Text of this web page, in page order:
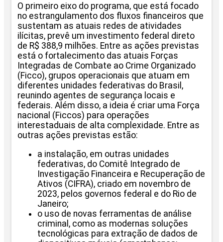
O primeiro eixo do programa, que está focado
no estrangulamento dos fluxos financeiros que
sustentam as atuais redes de atividades
ilícitas, prevê um investimento federal direto
de R$ 388,9 milhões. Entre as ações previstas
está o fortalecimento das atuais Forças
Integradas de Combate ao Crime Organizado
(Ficco), grupos operacionais que atuam em
diferentes unidades federativas do Brasil,
reunindo agentes de segurança locais e
federais. Além disso, a ideia é criar uma Força
nacional (Ficcos) para operações
interestaduais de alta complexidade. Entre as
outras ações previstas estão:
a instalação, em outras unidades
federativas, do Comitê Integrado de
Investigação Financeira e Recuperação de
Ativos (CIFRA), criado em novembro de
2023, pelos governos federal e do Rio de
Janeiro;
o uso de novas ferramentas de análise
criminal, como as modernas soluções
tecnológicas para extração de dados de